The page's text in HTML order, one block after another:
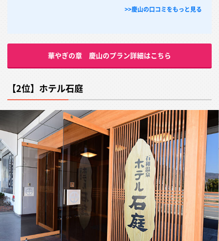
>>慶山の口コミをもっと見る
華やぎの章 慶山のプラン詳細はこちら
【2位】ホテル石庭